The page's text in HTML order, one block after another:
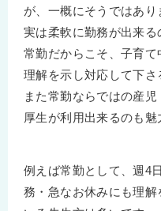
が、一概にそうではあり
実は柔軟に勤務が出来る
常勤だからこそ、子育
理解を示し対応して下さ
また常勤ならではの産
厚生が利用出来るのも魅
例えば常勤として、週4
務・急なお休みにも理